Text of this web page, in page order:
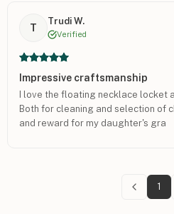
T
Trudi W.
Verified
Impressive craftsmanship
I love the floating necklace locket
Both for cleaning and selection of
and reward for my daughter's gra
1